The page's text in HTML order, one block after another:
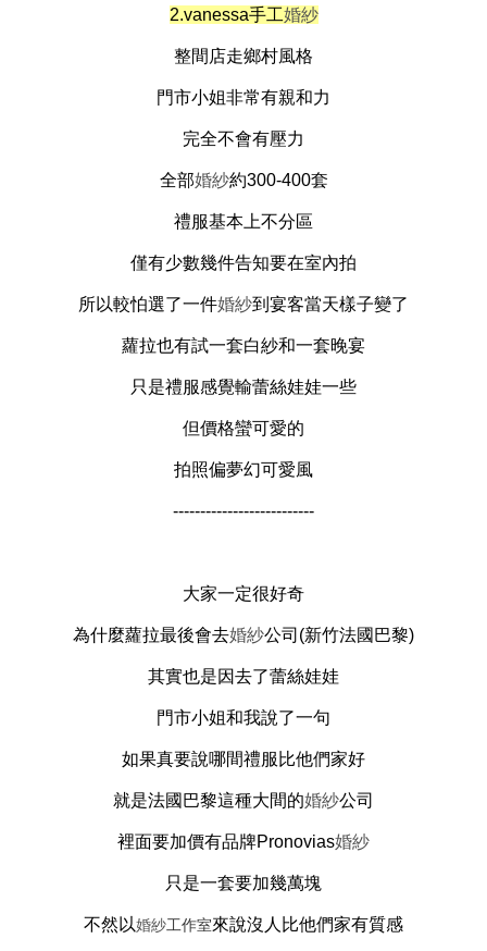
2.vanessa手工婚紗
整間店走鄉村風格
門市小姐非常有親和力
完全不會有壓力
全部婚紗約300-400套
禮服基本上不分區
僅有少數幾件告知要在室內拍
所以較怕選了一件婚紗到宴客當天樣子變了
蘿拉也有試一套白紗和一套晚宴
只是禮服感覺輸蕾絲娃娃一些
但價格蠻可愛的
拍照偏夢幻可愛風
--------------------------
大家一定很好奇
為什麼蘿拉最後會去婚紗公司(新竹法國巴黎)
其實也是因去了蕾絲娃娃
門市小姐和我說了一句
如果真要說哪間禮服 比他們家好
就是法國巴黎這種大間的婚紗公司
裡面要加價有品牌Pronovias婚紗
只是一套要加幾萬塊
不然以婚紗工作室來說沒人比他們家有質感